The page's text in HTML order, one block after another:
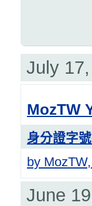
July
MozTW
身分證字
by
June